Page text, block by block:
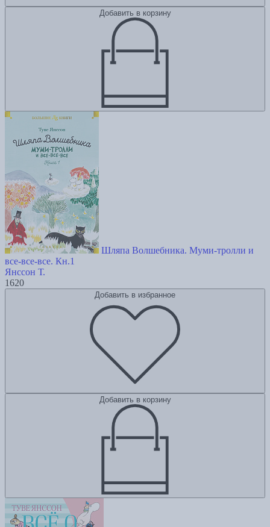
Добавить в корзину
Шляпа Волшебника. Муми-тролли и
все-все-все. Кн.1
Янссон Т.
1620
Добавить в избранное
Добавить в корзину